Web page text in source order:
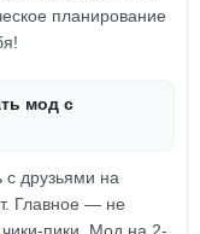
планирование
мод с
с друзьями на
Главное — не